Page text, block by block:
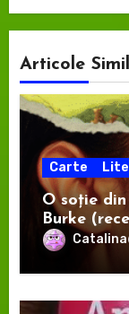
Articole
Carte
O soție
Burke
Catalina